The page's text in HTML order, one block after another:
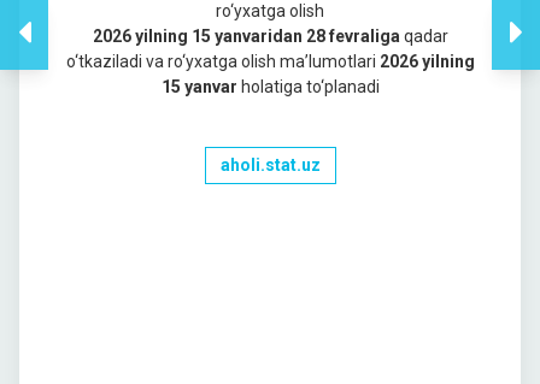
ro‘yxatga olish
2026 yilning 15 yanvaridan 28 fevraliga qadar
o‘tkaziladi va ro‘yxatga olish maʼlumotlari 2026 yilning
15 yanvar holatiga to‘planadi
aholi.stat.uz